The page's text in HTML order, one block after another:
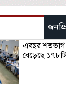
এবছর শতভাগ
বেড়েছে ১৭৮টি